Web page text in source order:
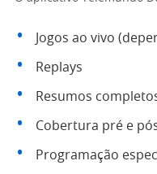
Jogos ao vivo
Replays
Resumos
Cobertura pré e
Programação